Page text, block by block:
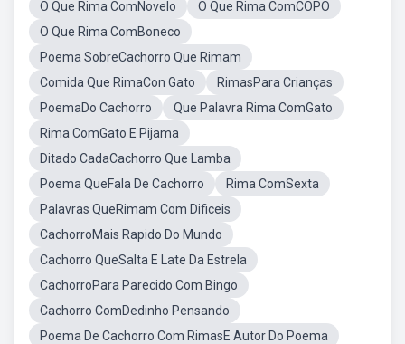
O Que Rima ComNovelo
O Que Rima ComCOPO
O Que Rima ComBoneco
Poema SobreCachorro Que Rimam
Comida Que RimaCon Gato
RimasPara Crianças
PoemaDo Cachorro
Que Palavra Rima ComGato
Rima ComGato E Pijama
Ditado CadaCachorro Que Lamba
Poema QueFala De Cachorro
Rima ComSexta
Palavras QueRimam Com Dificeis
CachorroMais Rapido Do Mundo
Cachorro QueSalta E Late Da Estrela
CachorroPara Parecido Com Bingo
Cachorro ComDedinho Pensando
Poema De Cachorro Com RimasE Autor Do Poema